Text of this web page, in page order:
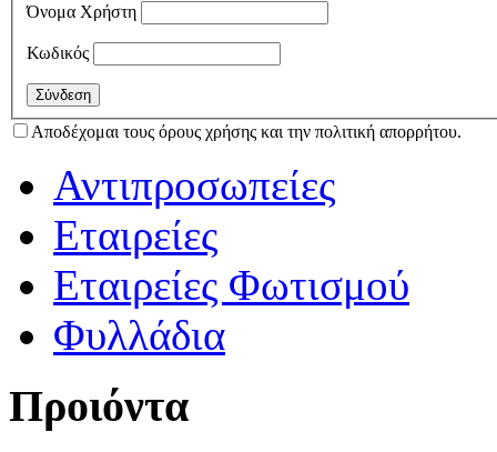
Όνομα Χρήστη
Κωδικός
Αποδέχομαι τους όρους χρήσης και την πολιτική απορρήτου.
Αντιπροσωπείες
Εταιρείες
Εταιρείες Φωτισμού
Φυλλάδια
Προιόντα